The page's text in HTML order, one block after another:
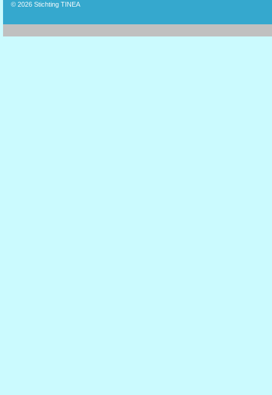
© 2026 Stichting TINEA